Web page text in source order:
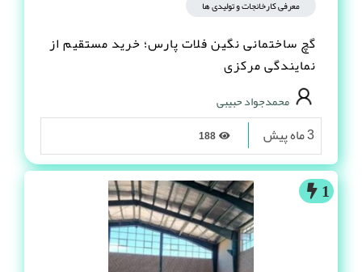
معرفی کارخانجات و تولیدی ها
گچ ساختمانی نگین فلات پارس؛ خرید مستقیم از
نمایندگی مرکزی
محمدجواد حبیبی
3 ماه پیش
1